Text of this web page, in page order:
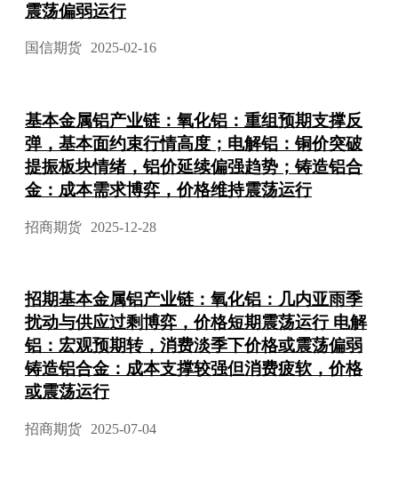
震荡偏弱运行
国信期货 2025-02-16
基本金属铝产业链：氧化铝：重组预期支撑反
弹，基本面约束行情高度；电解铝：铜价突破
提振板块情绪，铝价延续偏强趋势；铸造铝合
金：成本需求博弈，价格维持震荡运行
招商期货 2025-12-28
招期基本金属铝产业链：氧化铝：几内亚雨季
扰动与供应过剩博弈，价格短期震荡运行 电解
铝：宏观预期转，消费淡季下价格或震荡偏弱
铸造铝合金：成本支撑较强但消费疲软，价格
或震荡运行
招商期货 2025-07-04